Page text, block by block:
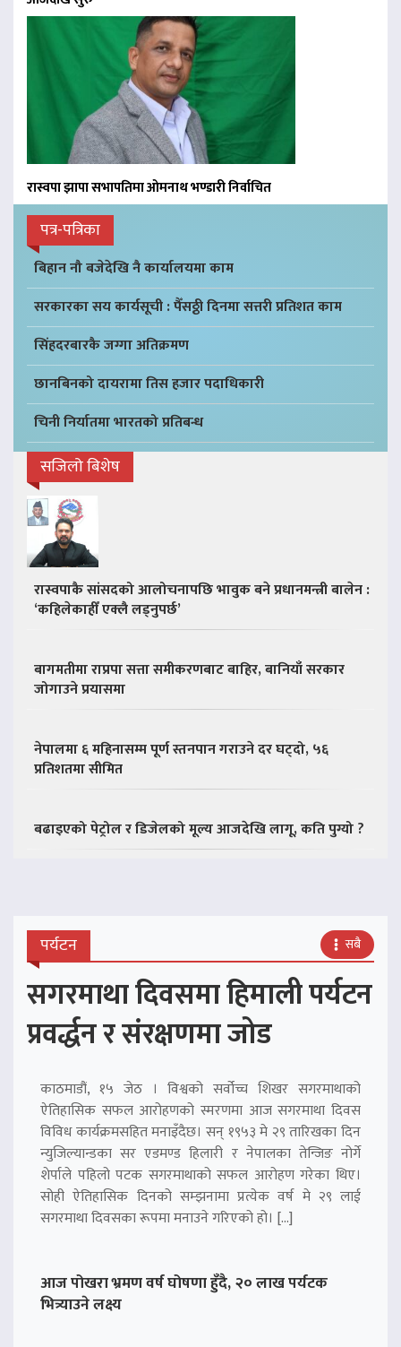
रास्वपा झापा सभापतिमा ओमनाथ भण्डारी निर्वाचित
पत्र-पत्रिका
बिहान नौ बजेदेखि नै कार्यालयमा काम
सरकारका सय कार्यसूची : पैँसठ्ठी दिनमा सत्तरी प्रतिशत काम
सिंहदरबारकै जग्गा अतिक्रमण
छानबिनको दायरामा तिस हजार पदाधिकारी
चिनी निर्यातमा भारतको प्रतिबन्ध
सजिलो बिशेष
रास्वपाकै सांसदको आलोचनापछि भावुक बने प्रधानमन्त्री बालेन :
‘कहिलेकाहीँ एक्लै लड्नुपर्छ’
बागमतीमा राप्रपा सत्ता समीकरणबाट बाहिर, बानियाँ सरकार
जोगाउने प्रयासमा
नेपालमा ६ महिनासम्म पूर्ण स्तनपान गराउने दर घट्दो, ५६
प्रतिशतमा सीमित
बढाइएको पेट्रोल र डिजेलको मूल्य आजदेखि लागू, कति पुग्यो ?
पर्यटन सबै
सगरमाथा दिवसमा हिमाली पर्यटन
प्रवर्द्धन र संरक्षणमा जोड
काठमाडौं, १५ जेठ । विश्वको सर्वोच्च शिखर सगरमाथाको
ऐतिहासिक सफल आरोहणको स्मरणमा आज सगरमाथा दिवस
विविध कार्यक्रमसहित मनाइँदैछ। सन् १९५३ मे २९ तारिखका दिन
न्युजिल्यान्डका सर एडमण्ड हिलारी र नेपालका तेन्जिङ नोर्गे
शेर्पाले पहिलो पटक सगरमाथाको सफल आरोहण गरेका थिए।
सोही ऐतिहासिक दिनको सम्झनामा प्रत्येक वर्ष मे २९ लाई
सगरमाथा दिवसका रूपमा मनाउने गरिएको हो। […]
आज पोखरा भ्रमण वर्ष घोषणा हुँदै, २० लाख पर्यटक
भित्र्याउने लक्ष्य